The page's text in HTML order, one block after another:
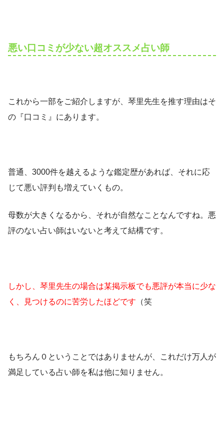
悪い口コミが少ない超オススメ占い師
これから一部をご紹介しますが、琴里先生を推す理由はそ
の『口コミ』にあります。
普通、3000件を越えるような鑑定歴があれば、それに応
じて悪い評判も増えていくもの。
母数が大きくなるから、それが自然なことなんですね。悪
評のない占い師はいないと考えて結構です。
しかし、琴里先生の場合は某掲示板でも悪評が本当に少な
く、見つけるのに苦労したほどです （笑
もちろん０ということではありませんが、これだけ万人が
満足している占い師を私は他に知りません。